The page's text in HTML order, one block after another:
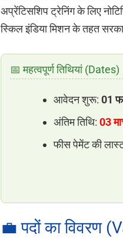
अप्रेंटिसशिप ट्रेनिंग के लिए
स्किल इंडिया मिशन के तहत
📅 महत्वपूर्ण तिथियां (Dates)
आवेदन शुरू: 01
अंतिम तिथि: 03
फीस पेमेंट की
💼 पदों का विवरण